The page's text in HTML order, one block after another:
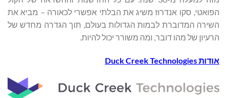
הפואטי, סקו אנדרוז משיג את הבלתי אפשרי לכאורה – מביא את
השירה המדוברת לבמות הגדולות בעולם, תוך הגדרה מחדש של
הרעיון של מהו דובר, ומה משורר יכול להיות.
אודותDuck Creek Technologies